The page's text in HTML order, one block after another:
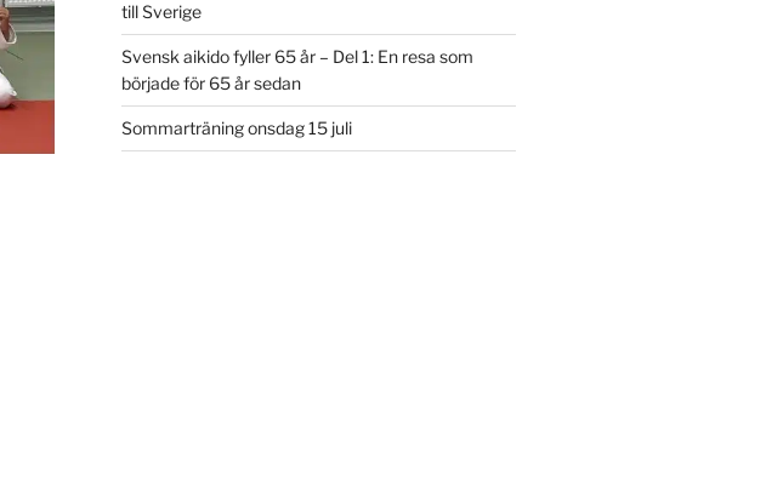
till Sverige
Svensk aikido fyller 65 år – Del 1: En resa som
började för 65 år sedan
Sommarträning onsdag 15 juli